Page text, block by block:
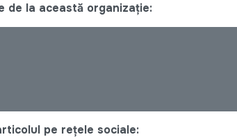
de la această organizație:
pe rețele sociale: